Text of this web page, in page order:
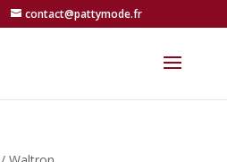
contact@pattymode.fr